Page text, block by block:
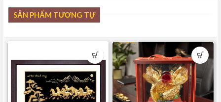
SẢN PHẨM TƯƠNG TỰ